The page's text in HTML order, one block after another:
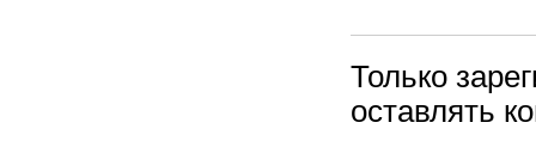
Только
оставлять